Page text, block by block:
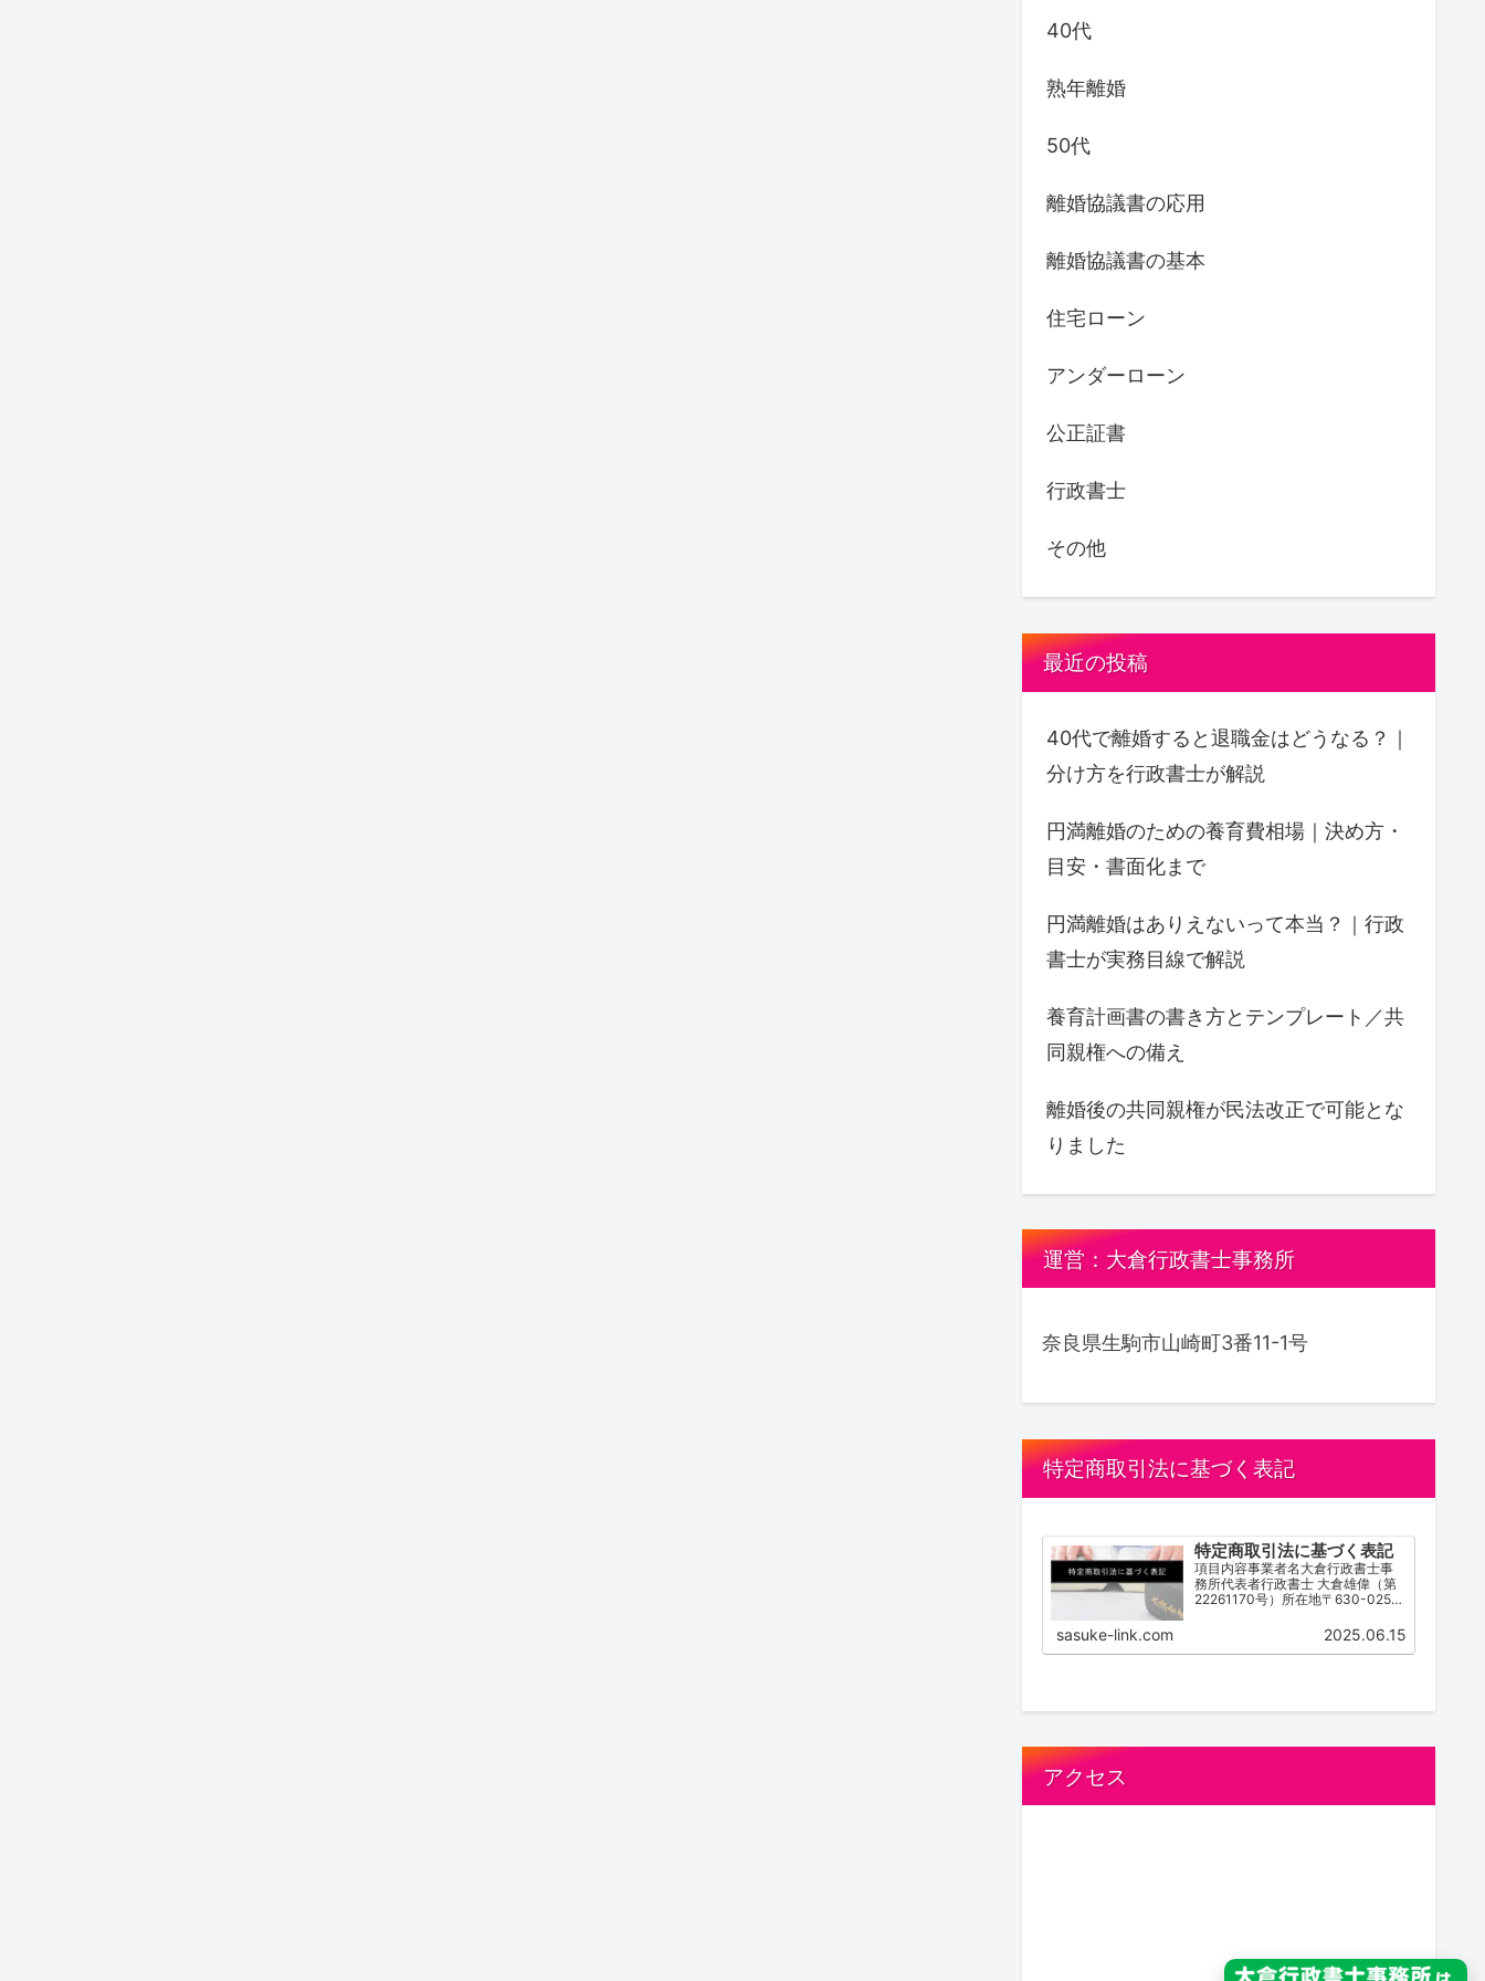
40代
熟年離婚
50代
離婚協議書の応用
離婚協議書の基本
住宅ローン
アンダーローン
公正証書
行政書士
その他
最近の投稿
40代で離婚すると退職金はどうなる？｜
分け方を行政書士が解説
円満離婚のための養育費相場｜決め方・
目安・書面化まで
円満離婚はありえないって本当？｜行政
書士が実務目線で解説
養育計画書の書き方とテンプレート／共
同親権への備え
離婚後の共同親権が民法改正で可能とな
りました
運営：大倉行政書士事務所
奈良県生駒市山崎町3番11-1号
特定商取引法に基づく表記
特定商取引法に基づく表記
項目内容事業者名大倉行政書士事
務所代表者行政書士 大倉雄偉（第
22261170号）所在地〒630-0252
号電話番号0743-83-2162営業時
間 / 受付時間9:00~18:00（不定
sasuke-link.com 2025.06.15
アクセス